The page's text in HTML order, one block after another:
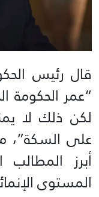
قال رئيس
“عمر الحكومة
لكن ذلك لا
على السكة”،
أبرز
المستوى